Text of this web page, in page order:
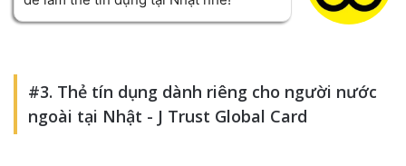
#3. Thẻ tín dụng dành riêng cho người nước
ngoài tại Nhật - J Trust Global Card